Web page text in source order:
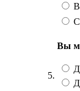
5.
Вы